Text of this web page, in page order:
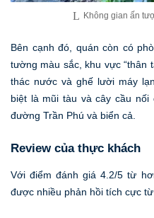
Không gian ấn
Bên cạnh đó, quán còn có
tường màu sắc, khu vực “thân
thác nước và ghế lười máy
biệt là mũi tàu và cây cầu nối
đường Trần Phú và biển cả.
Review của thực khách
Với điểm đánh giá 4.2/5 từ
được nhiều phản hồi tích cực